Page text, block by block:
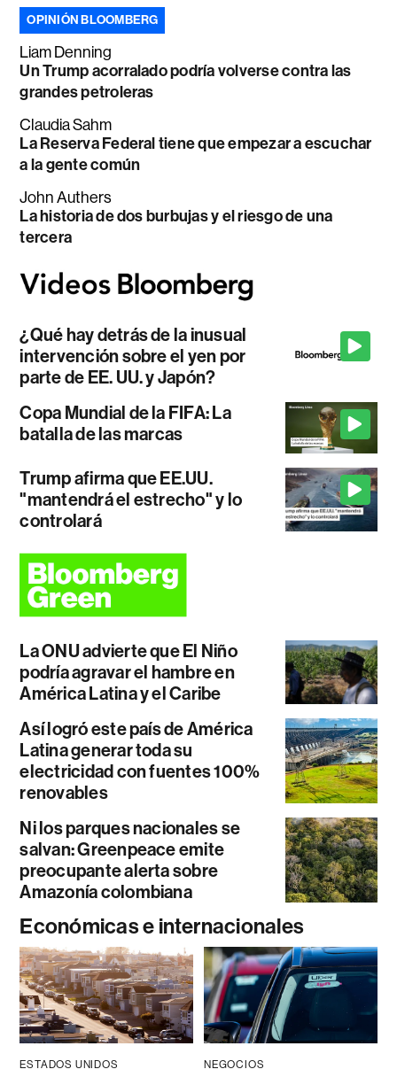
OPINIÓN BLOOMBERG
Liam Denning
Un Trump acorralado podría volverse contra las
grandes petroleras
Claudia Sahm
La Reserva Federal tiene que empezar a escuchar
a la gente común
John Authers
La historia de dos burbujas y el riesgo de una
tercera
¿Qué hay detrás de la inusual
intervención sobre el yen por
parte de EE. UU. y Japón?
Copa Mundial de la FIFA: La
batalla de las marcas
Trump afirma que EE.UU.
"mantendrá el estrecho" y lo
controlará
La ONU advierte que El Niño
podría agravar el hambre en
América Latina y el Caribe
Así logró este país de América
Latina generar toda su
electricidad con fuentes 100%
renovables
Ni los parques nacionales se
salvan: Greenpeace emite
preocupante alerta sobre
Amazonía colombiana
Económicas e internacionales
ESTADOS UNIDOS NEGOCIOS